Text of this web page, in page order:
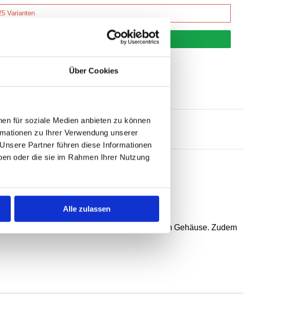
Über Cookies
für soziale Medien anbieten zu können
zu Ihrer Verwendung unserer
Partner führen diese Informationen
oder die sie im Rahmen Ihrer Nutzung
Alle zulassen
Varianten
und federunterstützter Dichtlippe.
Medien, gröberer Rauheit und geteiltem Gehäuse. Zudem